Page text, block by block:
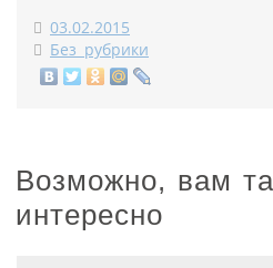
03.02.2015
Без рубрики
Возможно, вам
интересно